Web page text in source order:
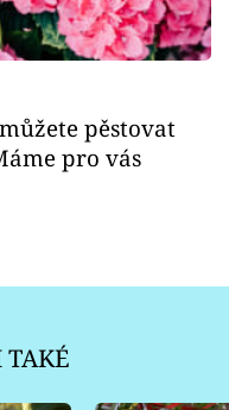
pěstovat
pro vás
TAKÉ